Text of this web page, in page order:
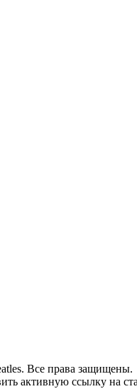
Все права защищены.
активную ссылку на